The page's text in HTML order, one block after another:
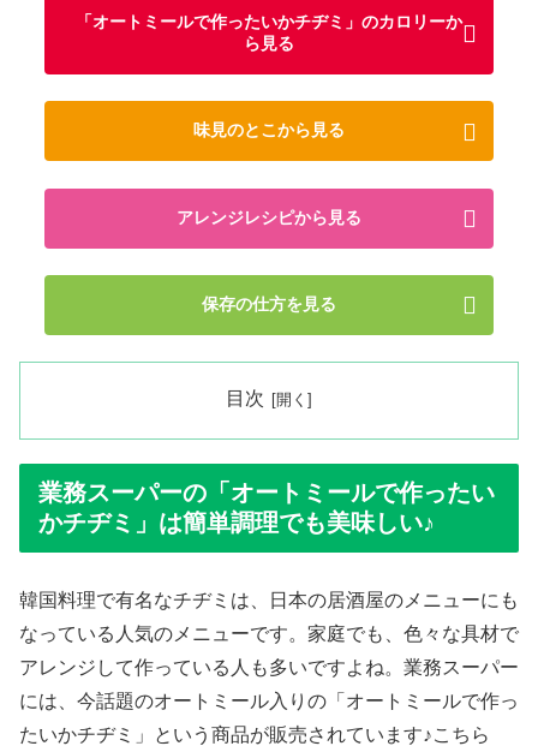
「オートミールで作ったいかチヂミ」のカロリーか
ら見る
味見のとこから見る
アレンジレシピから見る
保存の仕方を見る
目次
業務スーパーの「オートミールで作ったい
かチヂミ」は簡単調理でも美味しい♪
韓国料理で有名なチヂミは、日本の居酒屋のメニューにも
なっている人気のメニューです。家庭でも、色々な具材で
アレンジして作っている人も多いですよね。業務スーパー
には、今話題のオートミール入りの「オートミールで作っ
たいかチヂミ」という商品が販売されています♪こちら